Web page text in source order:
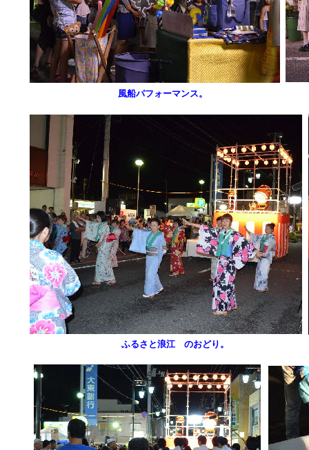
風船パフォーマンス。
ふるさと浪江 のおどり。